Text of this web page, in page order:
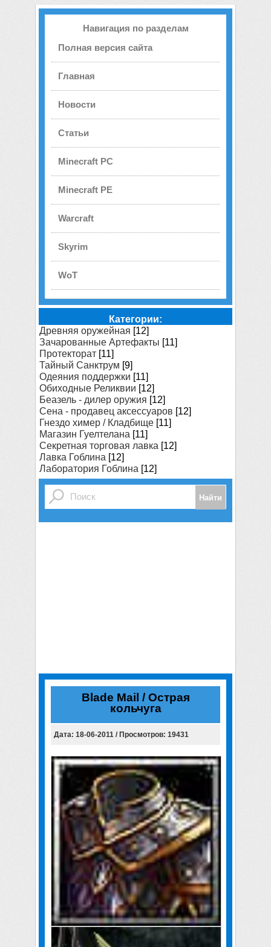
Навигация по разделам
Полная версия сайта
Главная
Новости
Статьи
Minecraft PC
Minecraft PE
Warcraft
Skyrim
WoT
Категории:
Древняя оружейная [12]
Зачарованные Артефакты [11]
Протекторат [11]
Тайный Санктрум [9]
Одеяния поддержки [11]
Обиходные Реликвии [12]
Беазель - дилер оружия [12]
Сена - продавец аксессуаров [12]
Гнездо химер / Кладбище [11]
Магазин Гуелтелана [11]
Секретная торговая лавка [12]
Лавка Гоблина [12]
Лаборатория Гоблина [12]
Blade Mail / Острая
кольчуга
Дата: 18-06-2011 / Просмотров: 19431